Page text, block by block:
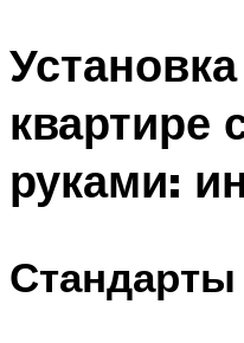
квартире
руками: